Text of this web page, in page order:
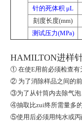
针的死体积 μL
刻度长度(mm)
测试压力(MPa)
HAMILTON进样
① 在使E用前必须检查有
② 为了消除样品之间的
③为了从针筒内去除气泡
④抽取比zui终所需量多
⑤使用后必须用纯水或丙